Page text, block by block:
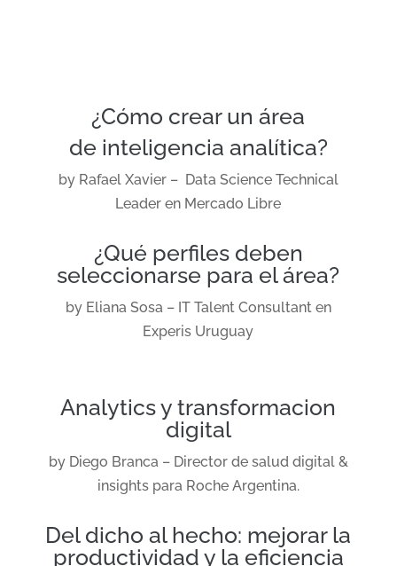
¿Cómo crear un área
de inteligencia analítica?
by Rafael Xavier – Data Science Technical
Leader en Mercado Libre
¿Qué perfiles deben
seleccionarse para el área?
by Eliana Sosa – IT Talent Consultant en
Experis Uruguay
Analytics y transformacion
digital
by Diego Branca – Director de salud digital &
insights para Roche Argentina.
Del dicho al hecho: mejorar la
productividad y la eficiencia